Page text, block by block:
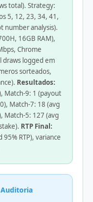
total). Strategy:
5, 12, 23, 34, 41,
number analysis).
16GB RAM),
Chrome
draws logged em
sorteados,
Resultados:
Match-9: 1 (payout
Match-7: 18 (avg
Match-5: 127 (avg
RTP Final:
RTP), variance
Auditoria